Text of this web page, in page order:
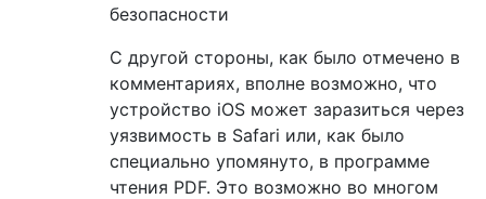
безопасности
С другой стороны, как было отмечено в
комментариях, вполне возможно, что
устройство iOS может заразиться через
уязвимость в Safari или, как было
специально упомянуто, в программе
чтения PDF. Это возможно во многом